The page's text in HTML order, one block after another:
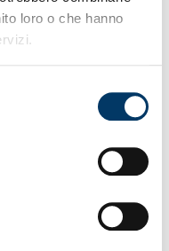
loro o che hanno